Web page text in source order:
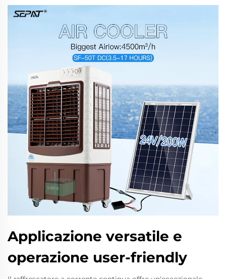
Applicazione versatile e
operazione user-friendly